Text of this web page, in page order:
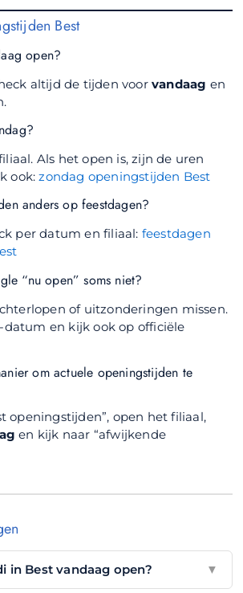
Best
open?
altijd de tijden voorvandaag en
Als het open is, zijn de uren
ook:zondag openingstijden Best
anders op feestdagen?
per datum en filiaal: feestdagen
“nu open” soms niet?
of uitzonderingen missen.
en kijk ook op officiële
om actuele openingstijden te
openingstijden”, open het filiaal,
en kijk naar “afwijkende
in Best vandaag open? ▼